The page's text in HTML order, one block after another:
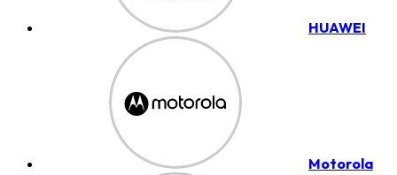
HUAWEI
Motorola